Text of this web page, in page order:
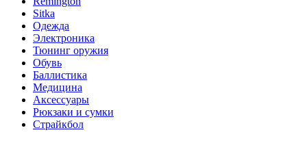
Sitka
Одежда
Электроника
Тюнинг оружия
Обувь
Баллистика
Медицина
Аксессуары
Рюкзаки и сумки
Страйкбол